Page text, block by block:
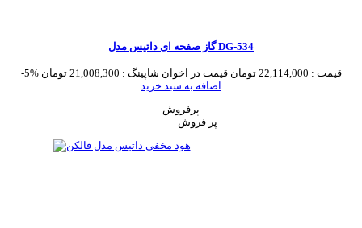
گاز صفحه ای داتیس مدل DG-534
-5% قیمت : 22,114,000 تومان قیمت در اخوان شاپینگ : 21,008,300 تومان
اضافه به سبد خرید
پرفروش